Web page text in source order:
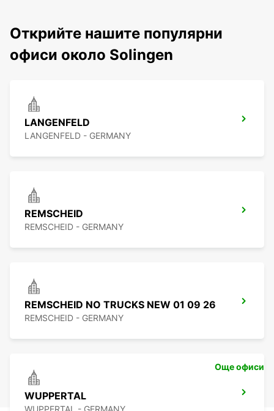
Открийте нашите популярни
офиси около Solingen
LANGENFELD
LANGENFELD - GERMANY
REMSCHEID
REMSCHEID - GERMANY
REMSCHEID NO TRUCKS NEW 01 09 26
REMSCHEID - GERMANY
WUPPERTAL
Още офиси